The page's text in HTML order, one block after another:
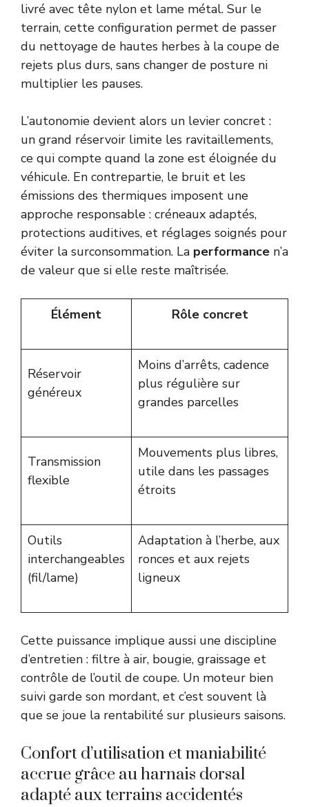
livré avec tête nylon et lame métal. Sur le
terrain, cette configuration permet de passer
du nettoyage de hautes herbes à la coupe de
rejets plus durs, sans changer de posture ni
multiplier les pauses.
L’autonomie devient alors un levier concret :
un grand réservoir limite les ravitaillements,
ce qui compte quand la zone est éloignée du
véhicule. En contrepartie, le bruit et les
émissions des thermiques imposent une
approche responsable : créneaux adaptés,
protections auditives, et réglages soignés pour
éviter la surconsommation. La performance n’a
de valeur que si elle reste maîtrisée.
Élément Rôle concret
Réservoir
généreux
Moins d’arrêts, cadence
plus régulière sur
grandes parcelles
Transmission
flexible
Mouvements plus libres,
utile dans les passages
étroits
Outils
interchangeables
(fil/lame)
Adaptation à l’herbe, aux
ronces et aux rejets
ligneux
Cette puissance implique aussi une discipline
d’entretien : filtre à air, bougie, graissage et
contrôle de l’outil de coupe. Un moteur bien
suivi garde son mordant, et c’est souvent là
que se joue la rentabilité sur plusieurs saisons.
Confort d’utilisation et maniabilité
accrue grâce au harnais dorsal
adapté aux terrains accidentés